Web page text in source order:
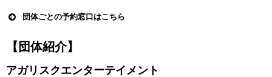
団体ごとの予約窓口はこちら
演人の夜
【団体紹介】
アガリスクエンターテイメント